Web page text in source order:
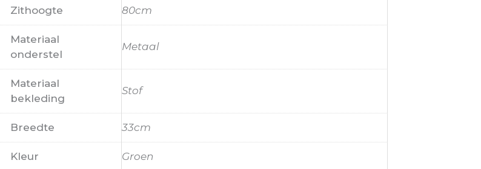
Probeer het nog sneller te laten bezorgen Nu minimaal 2 weken erop
moeten wachten En pakketdienst DHL moet er iets meer met [...]
Goed bereikbaar en op mijn vraag
Zithoogte 80cm
Materiaal
onderstel
Metaal
Materiaal
bekleding
Stof
Breedte 33cm
Kleur Groen